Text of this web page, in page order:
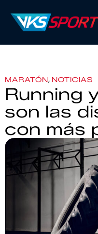
MARATÓN, NOTICIAS
Running
son las
con más